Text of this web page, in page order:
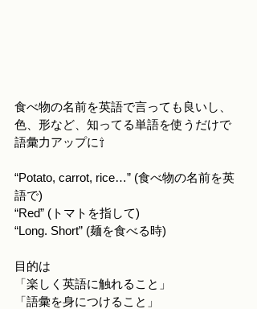
食べ物の名前を英語で言っても良いし、
色、形など、知ってる単語を使うだけで
語彙力アップに⇧
“Potato, carrot, rice…” (食べ物の名前を英
語で)
“Red” (トマトを指して)
“Long. Short” (麺を食べる時)
目的は
「楽しく英語に触れること」
「語彙を身につけること」